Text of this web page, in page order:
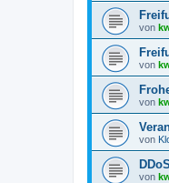
von
von
von
von
DDoS
von